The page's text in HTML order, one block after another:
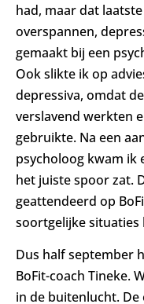
had, maar dat
overspannen,
gemaakt bij een
Ook slikte ik op
depressiva, omdat
verslavend werkten
gebruikte. Na een
psycholoog kwam ik
het juiste spoor zat.
geattendeerd op
soortgelijke situaties
Dus half september
BoFit-coach Tineke.
in de buitenlucht.